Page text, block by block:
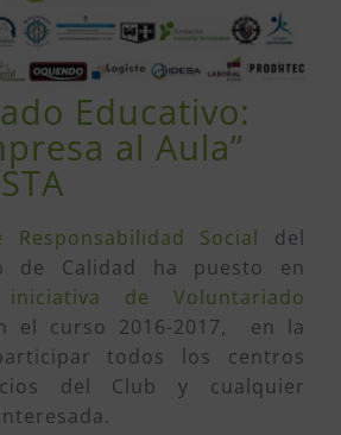
Educativo:
al Aula”
Social
del
de Calidad ha puesto en
iniciativa de Voluntariado
el curso 2016-2017, en la
todos los centros
del Club y cualquier